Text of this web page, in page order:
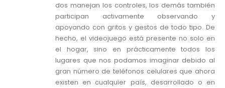
dos manejan los controles, los demás también
participan activamente observando y
apoyando con gritos y gestos de todo tipo. De
hecho, el videojuego está presente no solo en
el hogar, sino en prácticamente todos los
lugares que nos podamos imaginar debido al
gran número de teléfonos celulares que ahora
existen en cualquier país, desarrollado o en